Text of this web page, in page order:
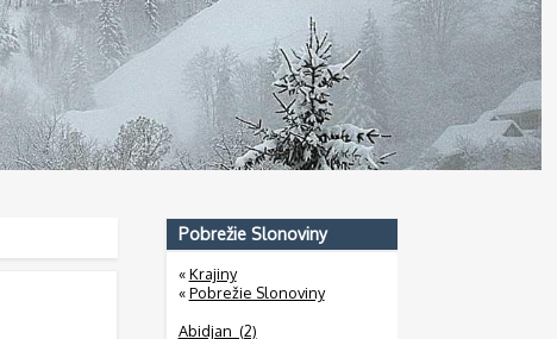
Pobrežie Slonoviny
«Krajiny
«Pobrežie Slonoviny
Abidjan (2)